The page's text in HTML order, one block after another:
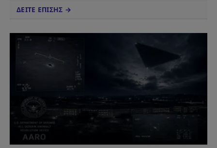
ΔΕΙΤΕ ΕΠΙΣΗΣ →